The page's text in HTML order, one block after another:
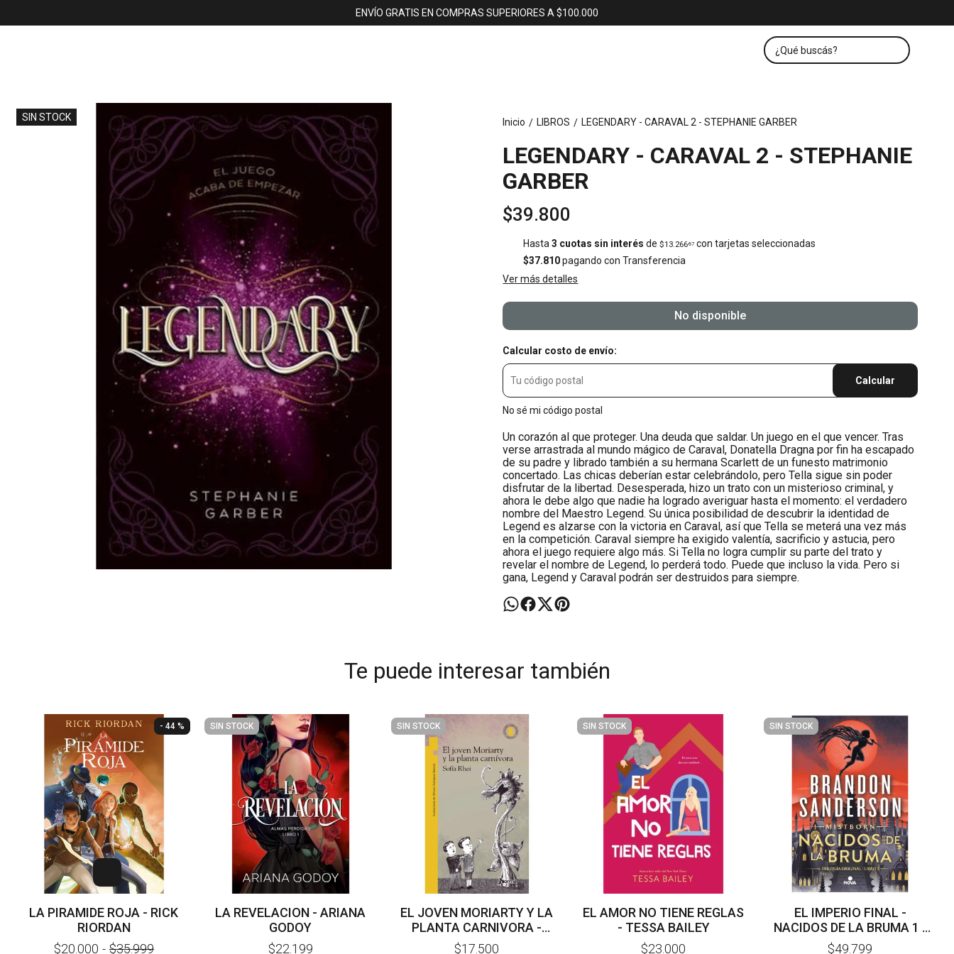
ENVÍO GRATIS EN COMPRAS SUPERIORES A $100.000
SIN STOCK Inicio / LIBROS / LEGENDARY - CARAVAL 2 - STEPHANIE GARBER
LEGENDARY - CARAVAL 2 - STEPHANIE
GARBER
$39.800
Hasta3 cuotas sin interés de$13.26667 con tarjetas seleccionadas
$37.810pagando con Transferencia
Ver más detalles
No disponible
Calcular costo de envío:
Calcular
No sé mi código postal
Un corazón al que proteger. Una deuda que saldar. Un juego en el que vencer. Tras
verse arrastrada al mundo mágico de Caraval, Donatella Dragna por fin ha escapado
de su padre y librado también a su hermana Scarlett de un funesto matrimonio
concertado. Las chicas deberían estar celebrándolo, pero Tella sigue sin poder
disfrutar de la libertad. Desesperada, hizo un trato con un misterioso criminal, y
ahora le debe algo que nadie ha logrado averiguar hasta el momento: el verdadero
nombre del Maestro Legend. Su única posibilidad de descubrir la identidad de
Legend es alzarse con la victoria en Caraval, así que Tella se meterá una vez más
en la competición. Caraval siempre ha exigido valentía, sacrificio y astucia, pero
ahora el juego requiere algo más. Si Tella no logra cumplir su parte del trato y
revelar el nombre de Legend, lo perderá todo. Puede que incluso la vida. Pero si
gana, Legend y Caraval podrán ser destruidos para siempre.
Te puede interesar también
- 44 %
LA PIRAMIDE ROJA - RICK
RIORDAN
$20.000 - $35.999
SIN STOCK
LA REVELACION - ARIANA
GODOY
$22.199
SIN STOCK
EL JOVEN MORIARTY Y LA
PLANTA CARNIVORA -
SOFIA RHEI
$17.500
SIN STOCK
EL AMOR NO TIENE REGLAS
- TESSA BAILEY
$23.000
SIN STOCK
EL IMPERIO FINAL -
NACIDOS DE LA BRUMA 1 -
BRANDON SANDERSON
$49.799